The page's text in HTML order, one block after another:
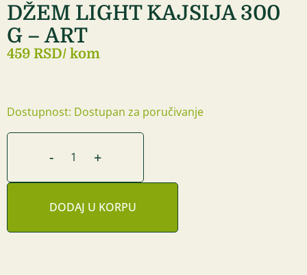
DŽEM LIGHT KAJSIJA 300
G – ART
459 RSD/ kom
Dostupnost: Dostupan za poručivanje
- +
DODAJ U KORPU